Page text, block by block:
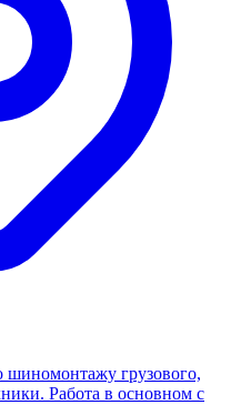
шиномонтажу грузового,
Работа в основном с